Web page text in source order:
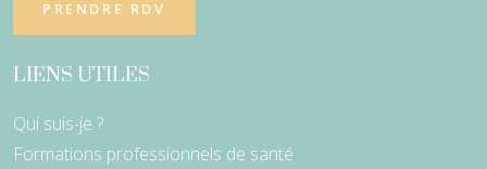
PRENDRE RDV
LIENS UTILES
Qui suis-je ?
Formations professionnels de santé